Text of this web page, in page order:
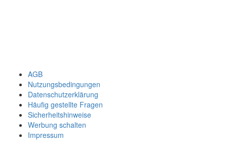
AGB
Nutzungsbedingungen
Datenschutzerklärung
Häufig gestellte Fragen
Sicherheitshinweise
Werbung schalten
Impressum